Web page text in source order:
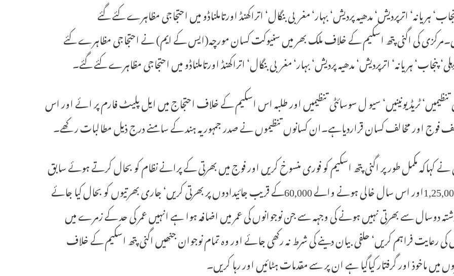
ہریانہ‘ اترپردیش‘ مدھیہ پردیش‘ بہار‘ مغربی بنگال‘ اتراکھنڈ اورتاملناڈو میں احتجاجی مظاہرے کئے گئے
کی اگنی پتھ اسکیم کے خلاف ملک بھر میں سنیوکت کسان مورچہ(ایس کے ایم) نے احتجاجی مظاہرے کئے
پنجاب‘ ہریانہ‘ اترپردیش‘ مدھیہ پردیش‘ بہار‘ مغربی بنگال‘ اتراکھنڈ اورتاملناڈو میں احتجاجی مظاہرے کئے گئے۔
ٹریڈ یونینیں‘ سیو ل سوسائٹی تنظیمیں اور طلبہ اس اسکیم کے خلاف احتجاج میں ایل پلیٹ فارم پر ائے اور اس
فوج اور مخالف کسان قراردیاہے۔ان کسانوں تنظیموں نے صدر جمہوریہ ہند کے سامنے درج ذیل مطالبات رکھے۔
کہاکہ مکمل طور پر اگنی پتھ اسکیم کو فوری منسوخ کریں اور فوج میں بھرتی کے پرانے نظام کو بحال کرتے ہوئے سابق
کے 1,25,000اور اس سال خالی ہونے والے 60,000کے قریب جائیدادوں پر بھرتی کریں‘ جاری بھرتیوں کو بحال کیا جائے
دوسال سے بھرتی نہیں ہونے کی وجہہ سے جن نوجوانوں کی عمر میں اضافہ ہوا ہے انہیں عمر کی حد کے زمرے میں
رعایت فراہم کریں‘ حلفی بیان دینے کی شرط نہ رکھی جائے اور وہ تمام نوجوان جنھیں اگنی پتھ اسکیم کے خلاف
میں ماخوذ اور گرفتار کیاگیا ہے ان پر سے مقدمات ہٹائیں اور رہا کریں۔